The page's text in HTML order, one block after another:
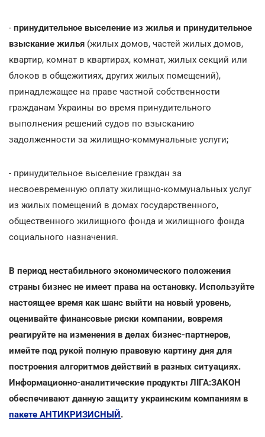
- принудительное выселение из жилья и принудительное
взыскание жилья (жилых домов, частей жилых домов,
квартир, комнат в квартирах, комнат, жилых секций или
блоков в общежитиях, других жилых помещений),
принадлежащее на праве частной собственности
гражданам Украины во время принудительного
выполнения решений судов по взысканию
задолженности за жилищно-коммунальные услуги;
- принудительное выселение граждан за
несвоевременную оплату жилищно-коммунальных услуг
из жилых помещений в домах государственного,
общественного жилищного фонда и жилищного фонда
социального назначения.
В период нестабильного экономического положения
страны бизнес не имеет права на остановку. Используйте
настоящее время как шанс выйти на новый уровень,
оценивайте финансовые риски компании, вовремя
реагируйте на изменения в делах бизнес-партнеров,
имейте под рукой полную правовую картину дня для
построения алгоритмов действий в разных ситуациях.
Информационно-аналитические продукты ЛІГА:ЗАКОН
обеспечивают данную защиту украинским компаниям в
пакете АНТИКРИЗИСНЫЙ.